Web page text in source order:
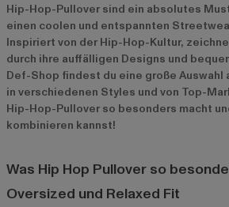
Hip-Hop-Pullover sind ein absolutes
einen coolen und entspannten
Inspiriert von der Hip-Hop-Kultur,
durch ihre auffälligen Designs und
Def-Shop findest du eine große Auswahl
in verschiedenen Styles und von Top-
Hip-Hop-Pullover so besonders macht
kombinieren kannst!
Was Hip Hop Pullover so
Oversized und Relaxed Fit